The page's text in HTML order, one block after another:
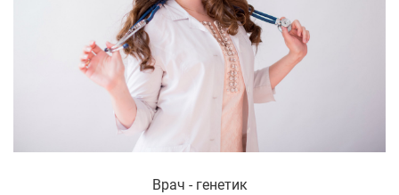
Врач - генетик